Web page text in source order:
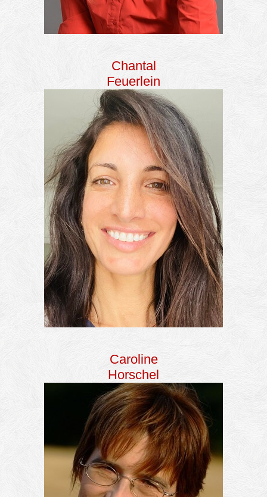
Chantal
Feuerlein
Caroline
Horschel